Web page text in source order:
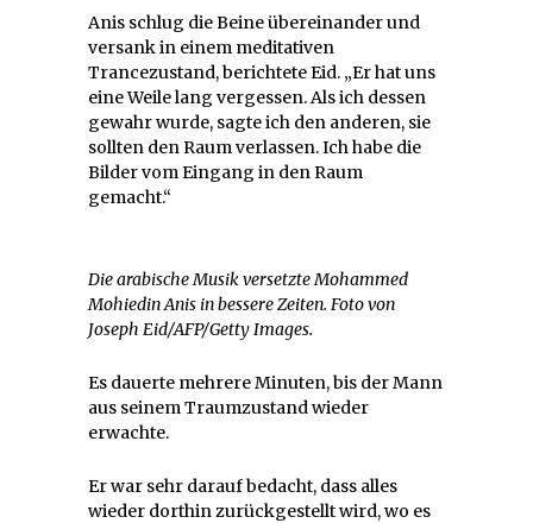
Anis schlug die Beine übereinander und
versank in einem meditativen
Trancezustand, berichtete Eid. „Er hat uns
eine Weile lang vergessen. Als ich dessen
gewahr wurde, sagte ich den anderen, sie
sollten den Raum verlassen. Ich habe die
Bilder vom Eingang in den Raum
gemacht.“
Die arabische Musik versetzte Mohammed
Mohiedin Anis in bessere Zeiten. Foto von
Joseph Eid/AFP/Getty Images.
Es dauerte mehrere Minuten, bis der Mann
aus seinem Traumzustand wieder
erwachte.
Er war sehr darauf bedacht, dass alles
wieder dorthin zurückgestellt wird, wo es